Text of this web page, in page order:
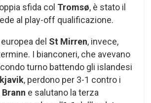
sfida col Tromsø, è stato il
al play-off qualificazione.
del St Mirren, invece,
I bianconeri, che avevano
turno battendo gli islandesi
, perdono per 3-1 contro i
Brann e salutano la terza